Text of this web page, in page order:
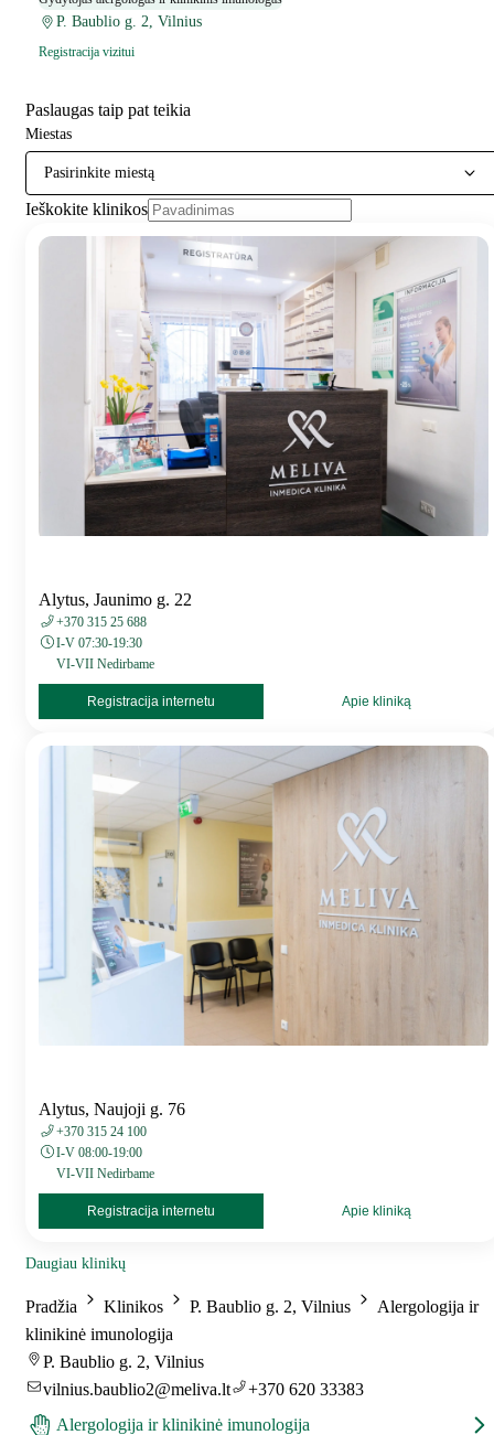
P. Baublio g. 2, Vilnius
Registracija vizitui
Paslaugas taip pat teikia
Miestas
Pasirinkite miestą
Ieškokite klinikos
Alytus, Jaunimo g. 22
+370 315 25 688
I-V 07:30-19:30
VI-VII Nedirbame
Registracija internetu Apie kliniką
Alytus, Naujoji g. 76
+370 315 24 100
I-V 08:00-19:00
VI-VII Nedirbame
Registracija internetu Apie kliniką
Daugiau klinikų
Pradžia Klinikos P. Baublio g. 2, Vilnius
Alergologija ir
klinikinė imunologija
P. Baublio g. 2, Vilnius
vilnius.baublio2@meliva.lt
+370 620 33383
Alergologija ir klinikinė imunologija